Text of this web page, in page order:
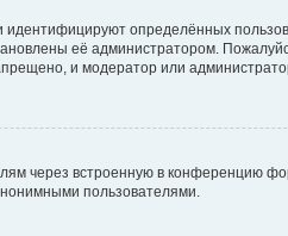
определённых
её администратором.
и модератор или
через встроенную в конференцию
пользователями.